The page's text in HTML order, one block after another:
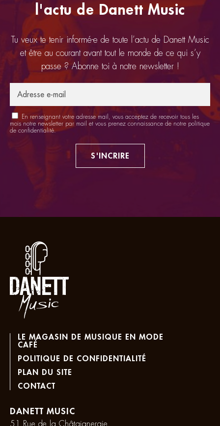
l'actu de Danett Music
Tu veux te tenir informé-e de toute l’actu de Danett Music
et être au courant avant tout le monde de ce qui s’y
passe ? Abonne toi à notre newsletter !
En renseignant votre adresse mail, vous acceptez de recevoir tous les
mois notre newsletter par mail et vous prenez connaissance de notre politique
de confidentialité.
S'INCRIRE
LE MAGASIN DE MUSIQUE EN MODE
CAFÉ
POLITIQUE DE CONFIDENTIALITÉ
PLAN DU SITE
CONTACT
DANETT MUSIC
51 Rue de la Châtaigneraie,